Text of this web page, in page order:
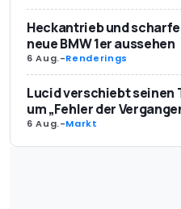
Heckantrieb und
neue BMW 1er aussehen
6 Aug.-Renderings
Lucid verschiebt seinen
um „Fehler der
6 Aug.-Markt